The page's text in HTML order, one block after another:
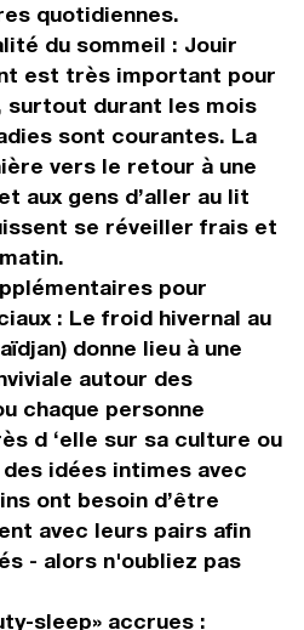
quotidiennes.
du sommeil : Jouir
est très important pour
surtout durant les mois
sont courantes. La
vers le retour à une
aux gens d’aller au lit
se réveiller frais et
pour
: Le froid hivernal au
donne lieu à une
autour des
chaque personne
d ‘elle sur sa culture ou
idées intimes avec
ont besoin d’être
avec leurs pairs afin
- alors n'oubliez pas
sleep» accrues :